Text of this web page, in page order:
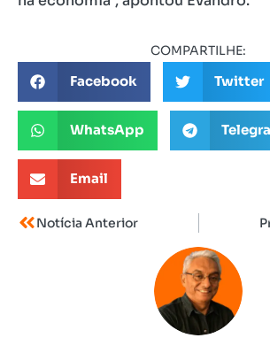
COMPARTILHE:
Facebook Twitter
WhatsApp
Email
Notícia Anterior